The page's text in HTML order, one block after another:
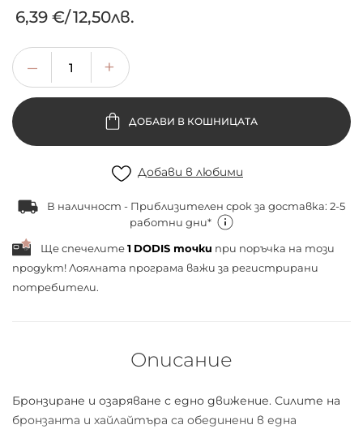
6,39 €/12,50лв.
ДОБАВИ В КОШНИЦАТА
Добави в любими
В наличност - Приблизителен срок за доставка: 2-5
работни дни*
Ще спечелите1 DODIS точки при поръчка на този
продукт! Лоялната програма важи за регистрирани
потребители.
Описание
Бронзиране и озаряване с едно движение. Силите на
бронзанта и хайлайтъра са обединени в една